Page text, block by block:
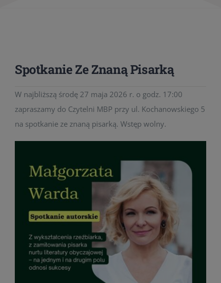
Spotkanie Ze Znaną Pisarką
W najbliższą środę 27 maja 2026 r. o godz. 17:00
zapraszamy do Czytelni MBP przy ul. Kochanowskiego 5
na spotkanie ze znaną pisarką. Wstęp wolny.